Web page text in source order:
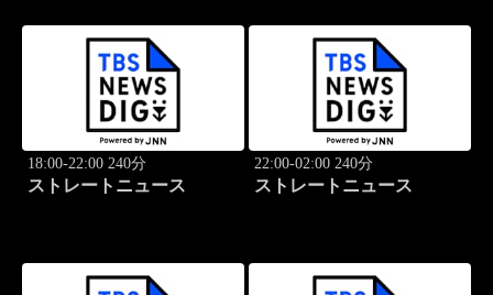
18:00-22:00 240分
ストレートニュース
22:00-02:00 240分
ストレートニュース